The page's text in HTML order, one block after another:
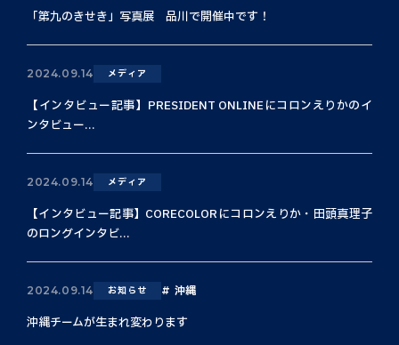
「第九のきせき」写真展 品川で開催中です！
2024.09.14 メディア
【インタビュー記事】PRESIDENT ONLINEにコロンえりかのイ
ンタビュー...
2024.09.14 メディア
【インタビュー記事】CORECOLORにコロンえりか・田頭真理子
のロングインタビ...
2024.09.14 お知らせ 沖縄
沖縄チームが生まれ変わります